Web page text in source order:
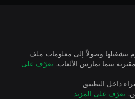
بتشغيلها وصولاً إلى معلومات ملف
تعرّف على
داخل التطبيق
تعرّف على المزيد